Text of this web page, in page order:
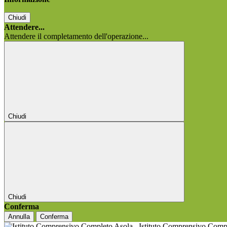
Chiudi
Attendere...
Attendere il completamento dell'operazione...
Chiudi
Chiudi
Conferma
Annulla Conferma